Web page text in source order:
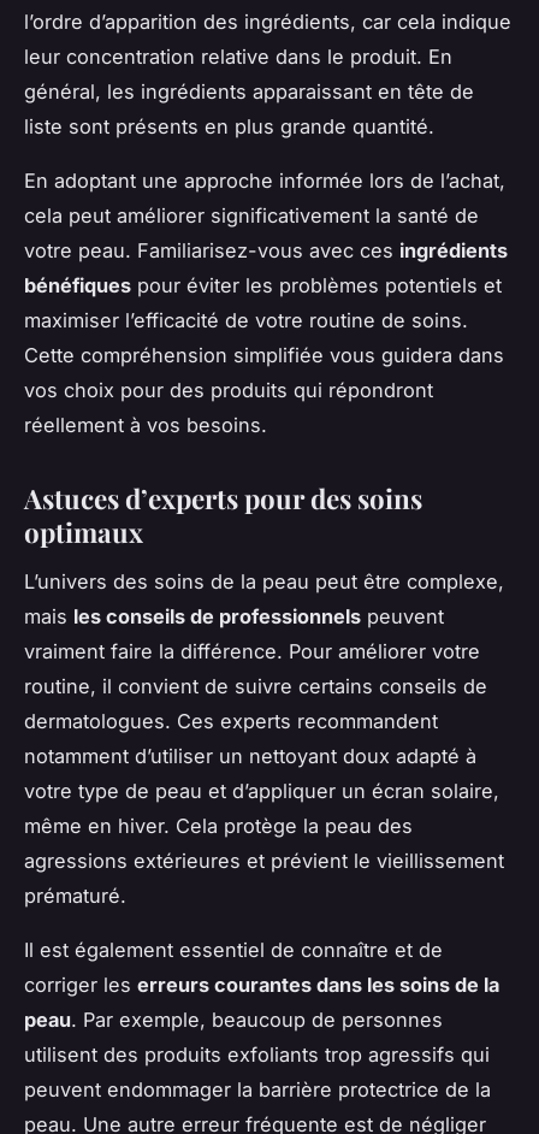
l’ordre d’apparition des ingrédients, car cela indique
leur concentration relative dans le produit. En
général, les ingrédients apparaissant en tête de
liste sont présents en plus grande quantité.
En adoptant une approche informée lors de l’achat,
cela peut améliorer significativement la santé de
votre peau. Familiarisez-vous avec ces ingrédients
bénéfiques pour éviter les problèmes potentiels et
maximiser l’efficacité de votre routine de soins.
Cette compréhension simplifiée vous guidera dans
vos choix pour des produits qui répondront
réellement à vos besoins.
Astuces d’experts pour des soins
optimaux
L’univers des soins de la peau peut être complexe,
mais les conseils de professionnels peuvent
vraiment faire la différence. Pour améliorer votre
routine, il convient de suivre certains conseils de
dermatologues. Ces experts recommandent
notamment d’utiliser un nettoyant doux adapté à
votre type de peau et d’appliquer un écran solaire,
même en hiver. Cela protège la peau des
agressions extérieures et prévient le vieillissement
prématuré.
Il est également essentiel de connaître et de
corriger les erreurs courantes dans les soins de la
peau. Par exemple, beaucoup de personnes
utilisent des produits exfoliants trop agressifs qui
peuvent endommager la barrière protectrice de la
peau. Une autre erreur fréquente est de négliger